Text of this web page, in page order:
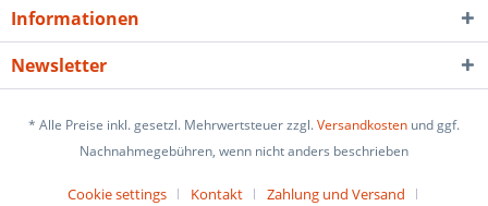
Informationen
Newsletter
* Alle Preise inkl. gesetzl. Mehrwertsteuer zzgl.Versandkosten und ggf.
Nachnahmegebühren, wenn nicht anders beschrieben
Cookie settings Kontakt
Zahlung und Versand